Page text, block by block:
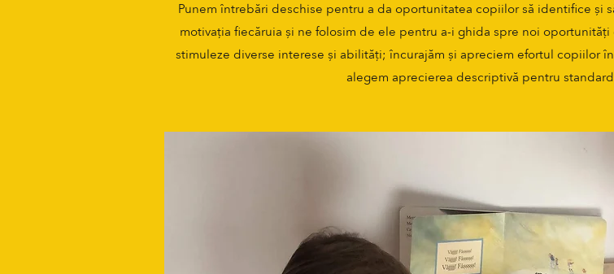
Punem întrebări deschise pentru a da oportunitatea copiilor să identifice și
motivația fiecăruia și ne folosim de ele pentru a-i ghida spre noi
stimuleze diverse interese și abilități; încurajăm și apreciem efortul copiilor
alegem aprecierea descriptivă pentru